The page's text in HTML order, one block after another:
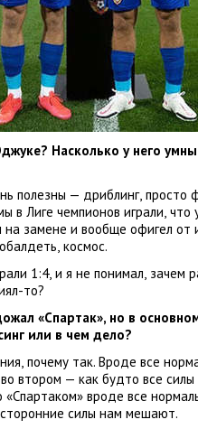
Насколько у него
полезны — дриблинг, просто
в Лиге чемпионов играли, что
замене и вообще офигел от
, космос.
1:4, и я не понимал, зачем
то?
«Спартак», но в
или в чем дело?
, почему так. Вроде все
втором — как будто все силы
вроде все
силы нам мешают.